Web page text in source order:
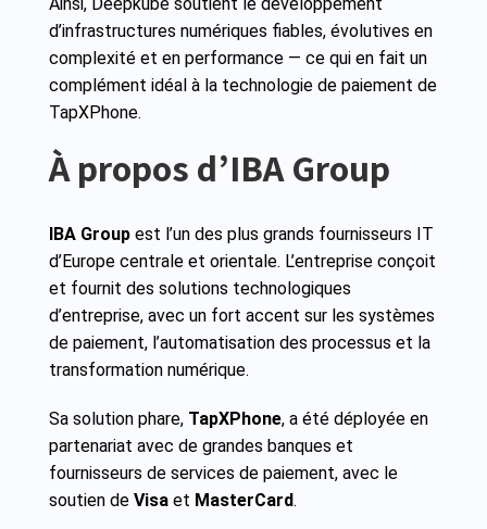
d’infrastructures numériques fiables, évolutives en
complexité et en performance — ce qui en fait un
complément idéal à la technologie de paiement de
TapXPhone.
À propos d’IBA Group
IBA Group est l’un des plus grands fournisseurs IT
d’Europe centrale et orientale. L’entreprise conçoit
et fournit des solutions technologiques
d’entreprise, avec un fort accent sur les systèmes
de paiement, l’automatisation des processus et la
transformation numérique.
Sa solution phare, TapXPhone, a été déployée en
partenariat avec de grandes banques et
fournisseurs de services de paiement, avec le
soutien de Visa et MasterCard.